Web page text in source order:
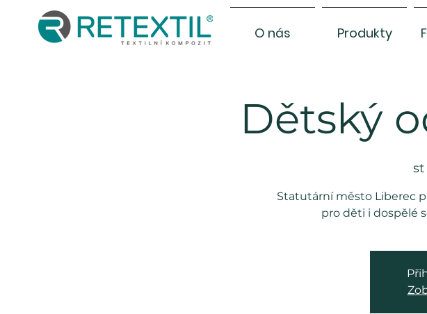
O nás Produkty
Dětský
st
Statutární město Liberec
pro děti i dospělé